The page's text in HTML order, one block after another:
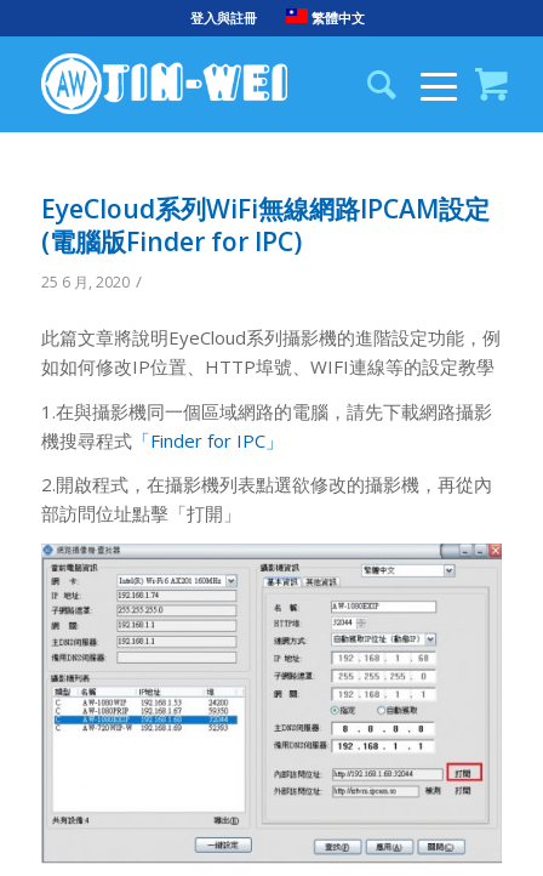
登入與註冊 繁體中文
EyeCloud系列WiFi無線網路IPCAM設定
(電腦版Finder for IPC)
25 6 月, 2020 /
此篇文章將說明EyeCloud系列攝影機的進階設定功能，例
如如何修改IP位置、HTTP埠號、WIFI連線等的設定教學
1.在與攝影機同一個區域網路的電腦，請先下載網路攝影
機搜尋程式「Finder for IPC」
2.開啟程式，在攝影機列表點選欲修改的攝影機，再從內
部訪問位址點擊「打開」